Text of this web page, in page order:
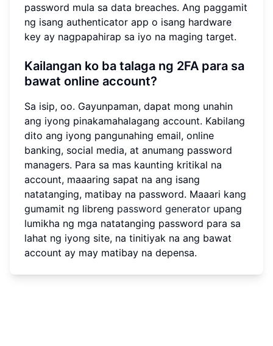
password mula sa data breaches. Ang paggamit
ng isang authenticator app o isang hardware
key ay nagpapahirap sa iyo na maging target.
Kailangan ko ba talaga ng 2FA para sa
bawat online account?
Sa isip, oo. Gayunpaman, dapat mong unahin
ang iyong pinakamahalagang account. Kabilang
dito ang iyong pangunahing email, online
banking, social media, at anumang password
managers. Para sa mas kaunting kritikal na
account, maaaring sapat na ang isang
natatanging, matibay na password. Maaari kang
gumamit ng libreng password generator upang
lumikha ng mga natatanging password para sa
lahat ng iyong site, na tinitiyak na ang bawat
account ay may matibay na depensa.